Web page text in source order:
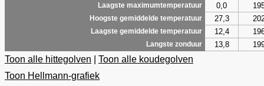
Laagste maximumtemperatuur 0,0
Hoogste gemiddelde temperatuur 27,3
Laagste gemiddelde temperatuur 12,4
Langste zonduur 13,8
Toon alle hittegolven
Toon alle koudegolven
Toon Hellmann-grafiek